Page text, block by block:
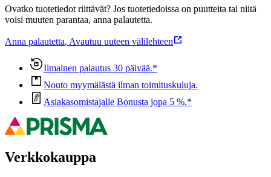
Ovatko tuotetiedot riittävät? Jos tuotetiedoissa on puutteita tai niitä
voisi muuten parantaa, anna palautetta.
Anna palautetta, Avautuu uuteen välilehteen
Ilmainen palautus 30 päivää.*
Nouto myymälästä ilman toimituskuluja.
Asiakasomistajalle Bonusta jopa 5 %.*
Verkkokauppa